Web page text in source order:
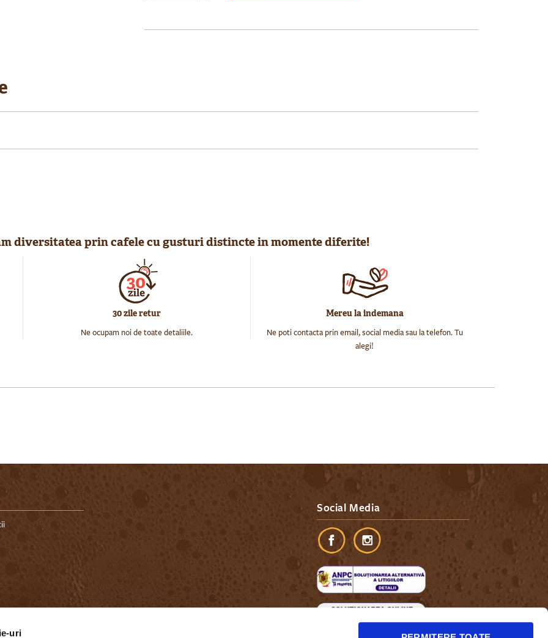
uri
diversitatea prin cafele cu gusturi distincte in momente diferite!
30 zile retur
Ne ocupam noi de toate detaliile.
Mereu la indemana
Ne poti contacta prin email, social media sau la telefon. Tu
alegi!
Social Media